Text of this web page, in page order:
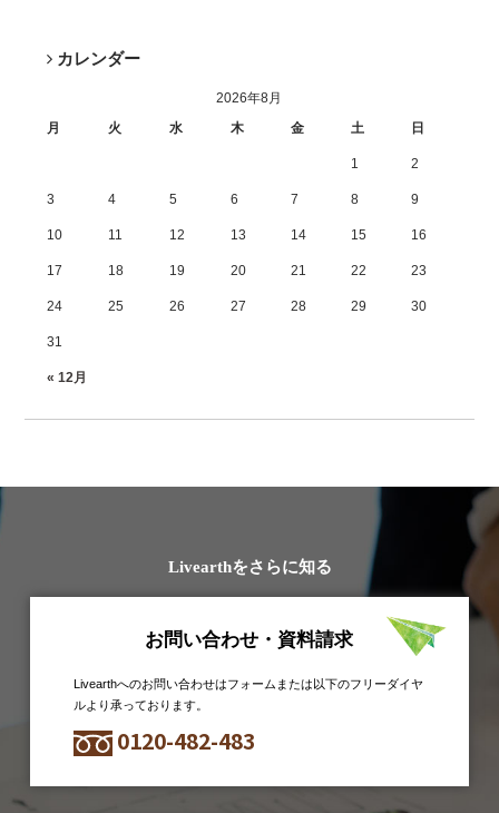
カレンダー
2026年8月
月 火 水 木 金 土 日
« 12月
1 2
3 4 5 6 7 8 9
10 11 12 13 14 15 16
17 18 19 20 21 22 23
24 25 26 27 28 29 30
31
Livearthをさらに知る
お問い合わせ・資料請求
Livearthへのお問い合わせはフォームまたは以下のフリーダイヤ
ルより承っております。
0120-482-483